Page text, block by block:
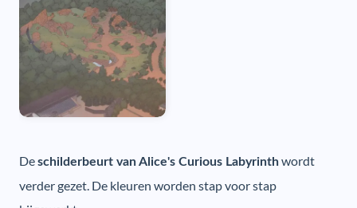
Deschilderbeurt van Alice's Curious Labyrinthwordt
verder gezet. De kleuren worden stap voor stap